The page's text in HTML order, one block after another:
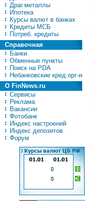
Драг.металлы
Ипотека
Курсы валют в банках
Кредиты МСБ
Потреб. кредиты
Справочная
Банки
Обменные пункты
Поиск на PDA
Небанковские кред.орг-и
О FinNews.ru
Сервисы
Реклама
Вакансии
Фотобанк
Индекс настроений
Индекс депозитов
Форум